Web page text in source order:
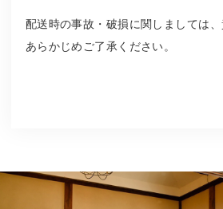
配送時の事故・破損に関しましては、
あらかじめご了承ください。